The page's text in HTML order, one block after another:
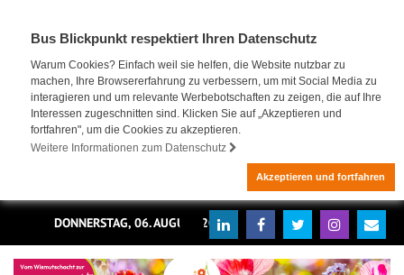
Bus Blickpunkt respektiert Ihren Datenschutz
Warum Cookies? Einfach weil sie helfen, die Website nutzbar zu
machen, Ihre Browsererfahrung zu verbessern, um mit Social Media zu
interagieren und um relevante Werbebotschaften zu zeigen, die auf Ihre
Interessen zugeschnitten sind. Klicken Sie auf „Akzeptieren und
fortfahren", um die Cookies zu akzeptieren.
Weitere Informationen zum Datenschutz
Akzeptieren und fortfahren
DONNERSTAG, 06. AUGUST 2026